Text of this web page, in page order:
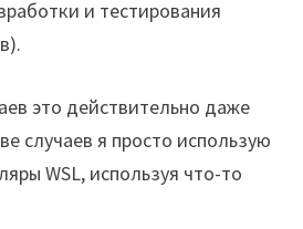
и тестирования
это действительно даже
случаев я просто использую
WSL, используя что-то